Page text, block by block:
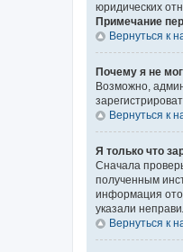
юридических
Примечание
Вернуться к
Почему я не
Возможно,
Вернуться к
Я только что
Сначала
полученным
информация
указали
Вернуться к